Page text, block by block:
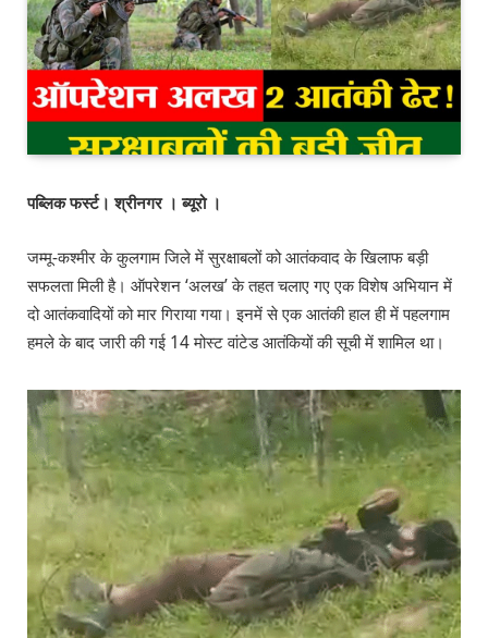
पब्लिक फर्स्ट। श्रीनगर । ब्यूरो ।
जम्मू-कश्मीर के कुलगाम जिले में सुरक्षाबलों को आतंकवाद के खिलाफ बड़ी
सफलता मिली है। ऑपरेशन ‘अलख’ के तहत चलाए गए एक विशेष अभियान में
दो आतंकवादियों को मार गिराया गया। इनमें से एक आतंकी हाल ही में पहलगाम
हमले के बाद जारी की गई 14 मोस्ट वांटेड आतंकियों की सूची में शामिल था।